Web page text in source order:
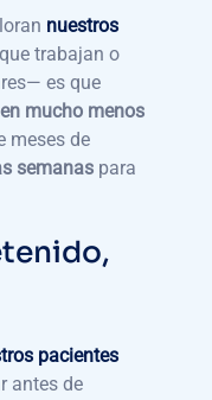
nuestros
trabajan o
es que
mucho menos
meses de
semanas para
pacientes
antes de